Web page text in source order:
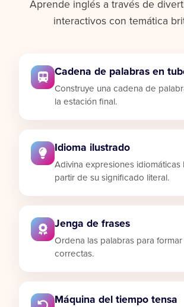
Aprende inglés a través de
interactivos con temática
Cadena de palabras en
Construye una cadena de
la estación final.
Idioma ilustrado
Adivina expresiones idiomáticas
partir de su significado literal.
Jenga de frases
Ordena las palabras para
correctas.
Máquina del tiempo tensa